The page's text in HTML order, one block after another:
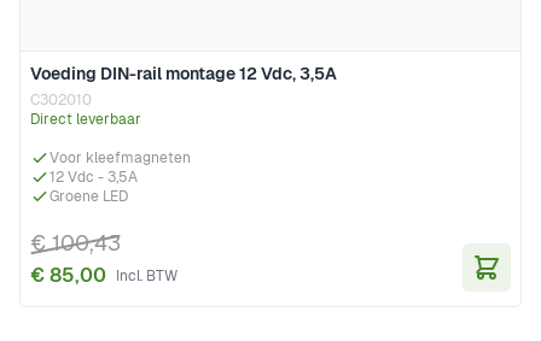
Voeding DIN-rail montage 12 Vdc, 3,5A
C302010
Direct leverbaar
Voor kleefmagneten
12 Vdc - 3,5A
Groene LED
€ 85,00
€ 100,43